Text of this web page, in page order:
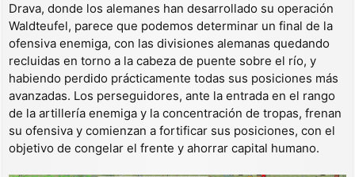
Drava, donde los alemanes han desarrollado su operación
Waldteufel, parece que podemos determinar un final de la
ofensiva enemiga, con las divisiones alemanas quedando
recluidas en torno a la cabeza de puente sobre el río, y
habiendo perdido prácticamente todas sus posiciones más
avanzadas. Los perseguidores, ante la entrada en el rango
de la artillería enemiga y la concentración de tropas, frenan
su ofensiva y comienzan a fortificar sus posiciones, con el
objetivo de congelar el frente y ahorrar capital humano.